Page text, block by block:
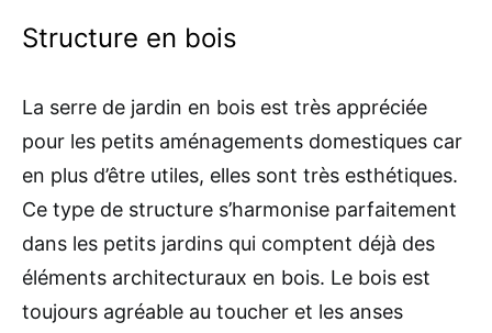
Structure en bois
La serre de jardin en bois est très appréciée
pour les petits aménagements domestiques car
en plus d’être utiles, elles sont très esthétiques.
Ce type de structure s’harmonise parfaitement
dans les petits jardins qui comptent déjà des
éléments architecturaux en bois. Le bois est
toujours agréable au toucher et les anses